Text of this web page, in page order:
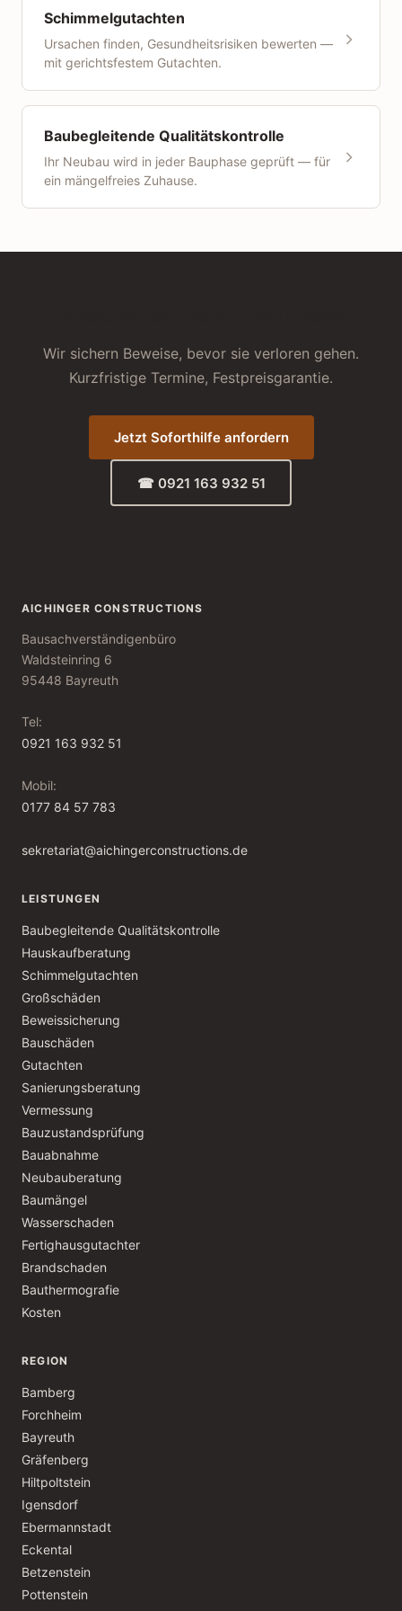
Regulierungsbegleitung bei der Kommunikation mit der
Versicherung.
Sie vorab einreichen können. Unsere Preise sind
transparent und mit Festpreisgarantie.
Schimmelgutachten
Ursachen finden, Gesundheitsrisiken bewerten —
mit gerichtsfestem Gutachten.
Baubegleitende Qualitätskontrolle
Ihr Neubau wird in jeder Bauphase geprüft — für
ein mängelfreies Zuhause.
Wir sichern Beweise, bevor sie verloren gehen.
Kurzfristige Termine, Festpreisgarantie.
Jetzt Soforthilfe anfordern
☎ 0921 163 932 51
AICHINGER CONSTRUCTIONS
Bausachverständigenbüro
Waldsteinring 6
95448 Bayreuth
Tel:
0921 163 932 51
Mobil:
0177 84 57 783
sekretariat@aichingerconstructions.de
LEISTUNGEN
Baubegleitende Qualitätskontrolle
Hauskaufberatung
Schimmelgutachten
Großschäden
Beweissicherung
Bauschäden
Gutachten
Sanierungsberatung
Vermessung
Bauzustandsprüfung
Bauabnahme
Neubauberatung
Baumängel
Wasserschaden
Fertighausgutachter
Brandschaden
Bauthermografie
Kosten
REGION
Bamberg
Forchheim
Bayreuth
Gräfenberg
Hiltpoltstein
Igensdorf
Ebermannstadt
Eckental
Betzenstein
Pottenstein